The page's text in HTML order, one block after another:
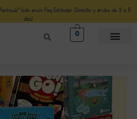
(solo envio Paq Estándar Domicilio y envíos de 3 a 5
días)
0